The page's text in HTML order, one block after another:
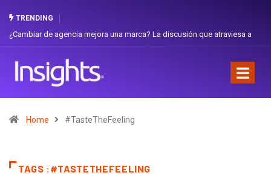
TRENDING
¿Cambiar de agencia mejora una marca? La discusión que atraviesa a
Home #TasteTheFeeling
TAGS :#TASTETHEFEELING